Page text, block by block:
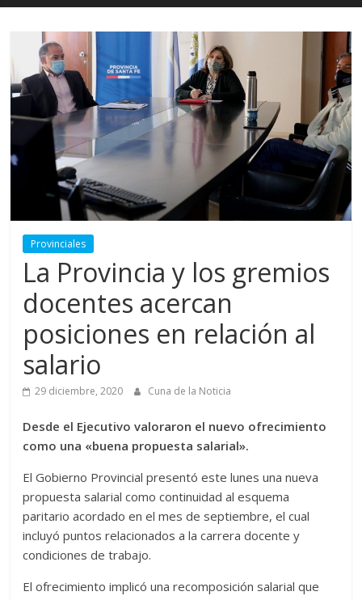
Provinciales
La Provincia y los gremios
docentes acercan
posiciones en relación al
salario
29 diciembre, 2020 Cuna de la Noticia
Desde el Ejecutivo valoraron el nuevo ofrecimiento
como una «buena propuesta salarial».
El Gobierno Provincial presentó este lunes una nueva
propuesta salarial como continuidad al esquema
paritario acordado en el mes de septiembre, el cual
incluyó puntos relacionados a la carrera docente y
condiciones de trabajo.
El ofrecimiento implicó una recomposición salarial que